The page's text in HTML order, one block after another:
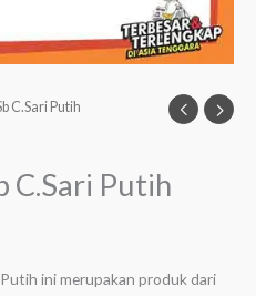
C.Sari Putih
C.Sari Putih
ini merupakan produk dari